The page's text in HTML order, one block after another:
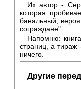
Их автор -
которая
банальный,
сограждане".
Напомню:
страниц, а
ничего.
Другие